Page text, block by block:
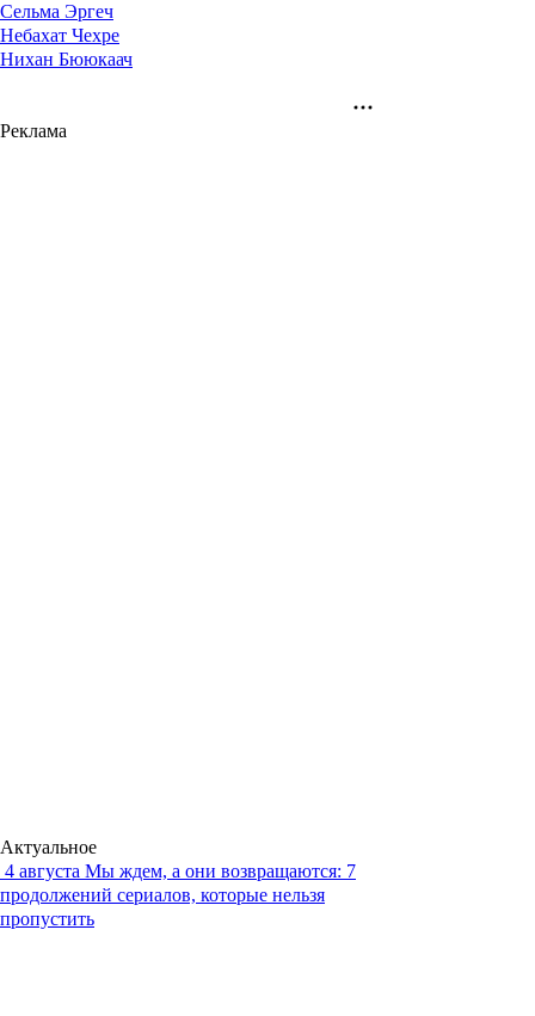
Сельма Эргеч
Небахат Чехре
Нихан Бююкаач
Реклама
Актуальное
4 августа Мы ждем, а они возвращаются: 7
продолжений сериалов, которые нельзя
пропустить